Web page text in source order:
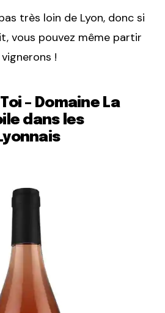
très loin de Lyon, donc si
vous pouvez même partir
!
– Domaine La
dans les